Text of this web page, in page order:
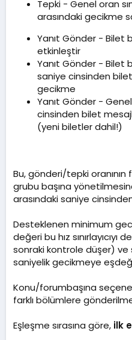
Tepki - Genel oran
arasındaki gecikme
Yanıt Gönder - Bilet
etkinleştir
Yanıt Gönder - Bilet
saniye cinsinden
gecikme
Yanıt Gönder -
cinsinden bilet
(yeni biletler dahil!)
Bu, gönderi/tepki oranının
grubu başına
arasındaki saniye
Desteklenen minimum
değeri bu hız sınırlayıcıyı
sonraki kontrole düşer) ve
saniyelik gecikmeye
Konu/forumbaşına
farklı bölümlere
Eşleşme sırasına göre, ilk